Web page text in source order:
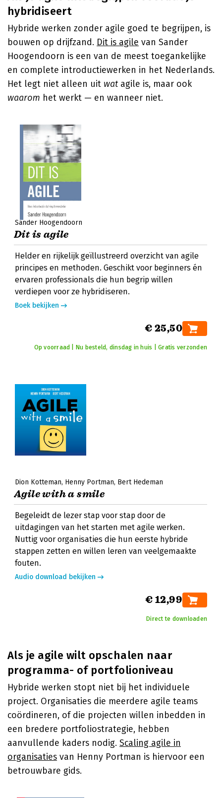
hybridiseert
Hybride werken zonder agile goed te begrijpen, is
bouwen op drijfzand. Dit is agile van Sander
Hoogendoorn is een van de meest toegankelijke
en complete introductiewerken in het Nederlands.
Het legt niet alleen uit watagile is, maar ook
waarom het werkt — en wanneer niet.
Sander Hoogendoorn
Dit is agile
Helder en rijkelijk geïllustreerd overzicht van agile
principes en methoden. Geschikt voor beginners én
ervaren professionals die hun begrip willen
verdiepen voor ze hybridiseren.
Boek bekijken
€ 25,50
Op voorraad | Nu besteld, dinsdag in huis | Gratis verzonden
Dion Kotteman Henny Portman Bert Hedeman
Agile with a smile
Begeleidt de lezer stap voor stap door de
uitdagingen van het starten met agile werken.
Nuttig voor organisaties die hun eerste hybride
stappen zetten en willen leren van veelgemaakte
fouten.
Audio download bekijken
€ 12,99
Direct te downloaden
Als je agile wilt opschalen naar
programma- of portfolioniveau
Hybride werken stopt niet bij het individuele
project. Organisaties die meerdere agile teams
coördineren, of die projecten willen inbedden in
een bredere portfoliostrategie, hebben
aanvullende kaders nodig. Scaling agile in
organisaties van Henny Portman is hiervoor een
betrouwbare gids.